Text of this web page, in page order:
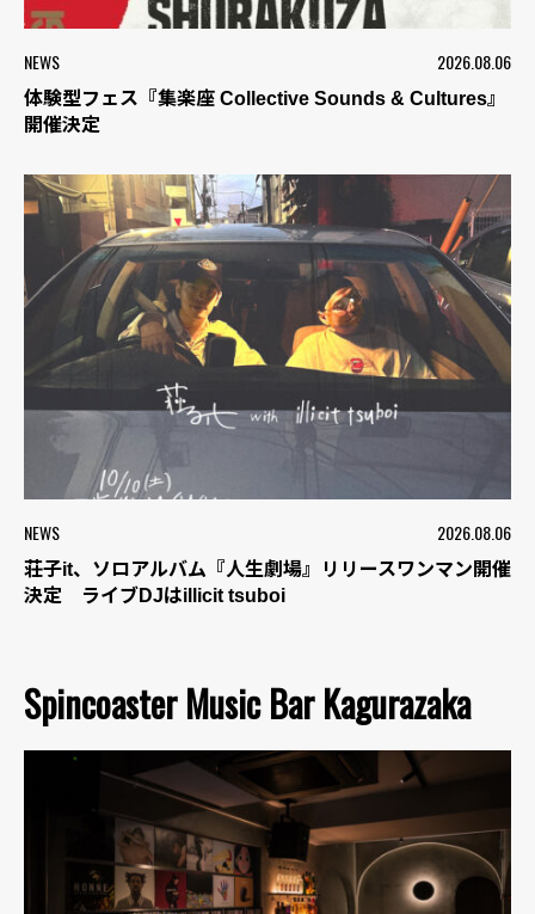
NEWS 2026.08.06
体験型フェス『集楽座 Collective Sounds & Cultures』
開催決定
NEWS 2026.08.06
荘子it、ソロアルバム『人生劇場』リリースワンマン開催
決定 ライブDJはillicit tsuboi
Spincoaster Music Bar Kagurazaka